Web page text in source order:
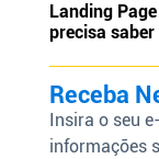
Landing
precisa saber
Receba
Insira o seu
informações